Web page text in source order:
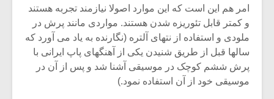
امر هم این است که این موارد اصولا نیازمند تجربه هستند
و کمتر قابل تئوریزه شدن هستند. مواردی مانند پرش در
ملودی و استفاده از نتهای آلتره (نگارنده به یاد می آورد که
سالها قبل از طریق شنیدن یکی از آهنگهای پاپ ایرانی با
پرش ششم کوچک در موسیقی آشنا شد و پس از آن در
موسیقی خود از آن استفاده نمود.)